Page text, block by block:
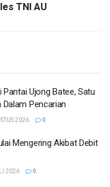
TNI AU
Ujong Batee, Satu
Pencarian
2026 0
Mengering Akibat Debit
2026 0